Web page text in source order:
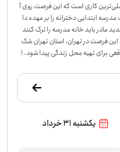
کاری است که این فرصت روی آ
ابتدایی دخترانه را بر عهده دا
مادر باید خانه مدرسه را ترک کنند
و برای اسکان در حاشیه تهران به کمک نیاز دارند. این فرصت در تهران، استان تهران شک
یک خانواده کم‌برخوردار، راهی واقعی برای تهیه محل زندگی پیدا شود. ا
ی‌ها آشنا هستید ، می‌توانید در این مسیر مفید باشید. اگر می‌توانید برای پیدا کردن سرپن
شوید.
یکشنبه 31 خرداد